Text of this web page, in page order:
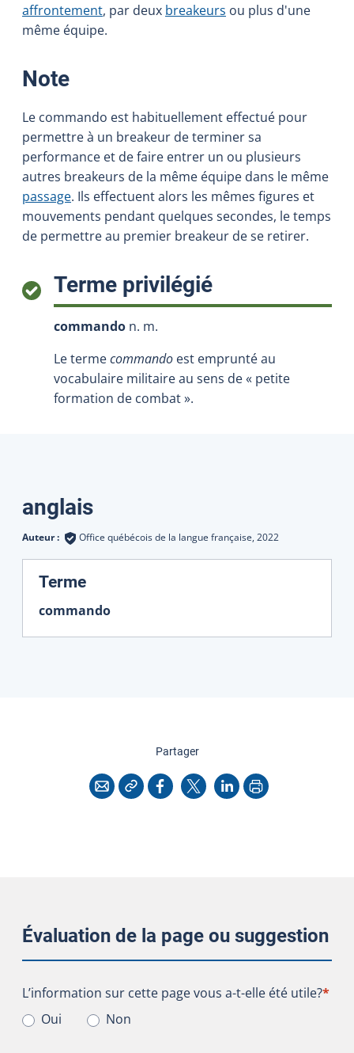
affrontement, par deux breakeurs ou plus d'une
même équipe.
Note:
Le commando est habituellement effectué pour
permettre à un breakeur de terminer sa
performance et de faire entrer un ou plusieurs
autres breakeurs de la même équipe dans le même
passage. Ils effectuent alors les mêmes figures et
mouvements pendant quelques secondes, le temps
de permettre au premier breakeur de se retirer.
Terme privilégié:
commando n. m.
Le termecommando est emprunté au
vocabulaire militaire au sens de « petite
formation de combat ».
Traductions
anglais
Auteur : Office québécois de la langue française, 2022
Terme:
commando
Partagercette page
CourrielCopier l'adresse
Facebook
X LinkedInImprimer
Évaluation de la page ou suggestion
L’information sur cette page vous a-t-elle été utile?
L’information sur cette page vous a-t-elle été utile?*
Oui
Non